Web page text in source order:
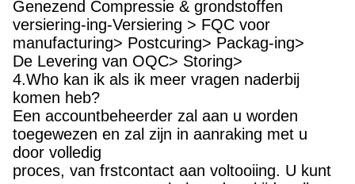
Genezend Compressie & grondstoffen
versiering-ing-Versiering > FQC voor
manufacturing> Postcuring> Packag-ing>
De Levering van OQC> Storing>
4.Who kan ik als ik meer vragen naderbij
komen heb?
Een accountbeheerder zal aan u worden
toegewezen en zal zijn in aanraking met u
door volledig
proces, van frstcontact aan voltooiing. U kunt